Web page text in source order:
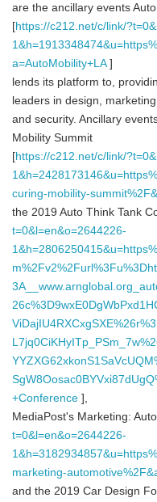
are the ancillary events
[https://c212.net/c/link/
a=AutoMobility+LA]
lends its platform to,
leaders in design,
and security. Ancillary
Mobility Summit
[https://c212.net/c/link/
curing-mobility-
the 2019 Auto Think Tank
t=0&l=en&o=2644226-
+Conference ],
MediaPost's Marketing:
t=0&l=en&o=2644226-
marketing-
and the 2019 Car Design